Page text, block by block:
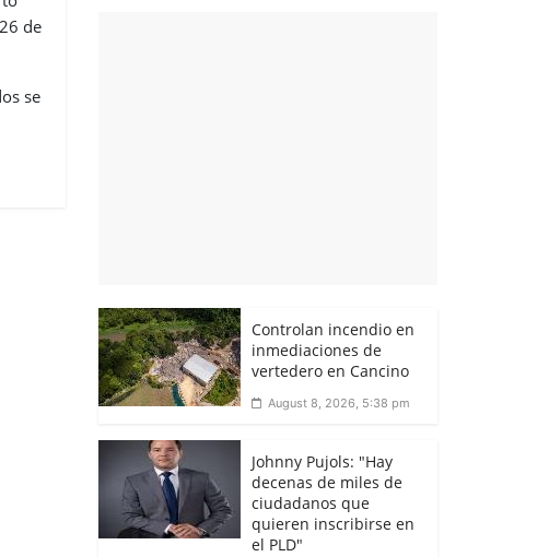
de
se
Controlan incendio en
inmediaciones de
vertedero en Cancino
August 8, 2026, 5:38 pm
Johnny Pujols: "Hay
decenas de miles de
ciudadanos que
quieren inscribirse en
el PLD"